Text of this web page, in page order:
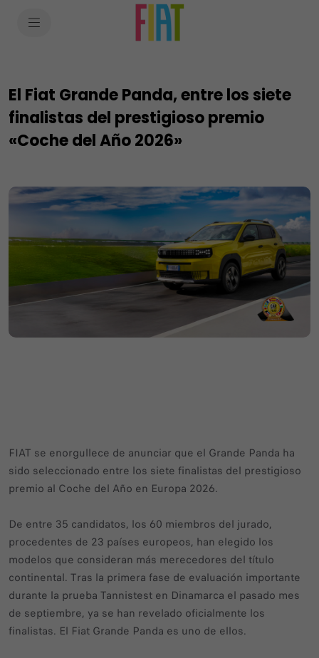
El Fiat Grande Panda, entre los siete
finalistas del prestigioso premio
«Coche del Año 2026»
FIAT se enorgullece de anunciar que el Grande Panda ha
sido seleccionado entre los siete finalistas del prestigioso
premio al Coche del Año en Europa 2026.
De entre 35 candidatos, los 60 miembros del jurado,
procedentes de 23 países europeos, han elegido los
modelos que consideran más merecedores del título
continental. Tras la primera fase de evaluación importante
durante la prueba Tannistest en Dinamarca el pasado mes
de septiembre, ya se han revelado oficialmente los
finalistas. El Fiat Grande Panda es uno de ellos.